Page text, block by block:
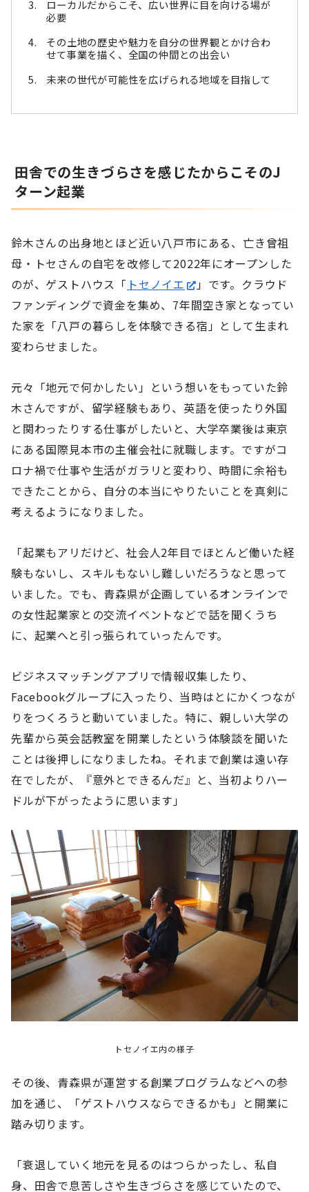
ローカルだからこそ、広い世界に目を向ける場が
必要
その土地の歴史や魅力を自分の世界観とかけ合わ
せて事業を描く、全国の仲間との出会い
未来の世代が可能性を広げられる地域を目指して
田舎での生きづらさを感じたからこそのJ
ターン起業
鈴木さんの出身地とほど近い八戸市にある、亡き曾祖
母・トセさんの自宅を改修して2022年にオープンした
のが、ゲストハウス「 トセノイエ
」です。クラウド
ファンディングで資金を集め、7年間空き家となってい
た家を「八戸の暮らしを体験できる宿」として生まれ
変わらせました。
元々「地元で何かしたい」という想いをもっていた鈴
木さんですが、留学経験もあり、英語を使ったり外国
と関わったりする仕事がしたいと、大学卒業後は東京
にある国際見本市の主催会社に就職します。ですがコ
ロナ禍で仕事や生活がガラリと変わり、時間に余裕も
できたことから、自分の本当にやりたいことを真剣に
考えるようになりました。
「起業もアリだけど、社会人2年目でほとんど働いた経
験もないし、スキルもないし難しいだろうなと思って
いました。でも、青森県が企画しているオンラインで
の女性起業家との交流イベントなどで話を聞くうち
に、起業へと引っ張られていったんです。
ビジネスマッチングアプリで情報収集したり、
Facebookグループに入ったり、当時はとにかくつなが
りをつくろうと動いていました。特に、親しい大学の
先輩から英会話教室を開業したという体験談を聞いた
ことは後押しになりましたね。それまで創業は遠い存
在でしたが、『意外とできるんだ』と、当初よりハー
ドルが下がったように思います」
トセノイエ内の様子
その後、青森県が運営する創業プログラムなどへの参
加を通じ、「ゲストハウスならできるかも」と開業に
踏み切ります。
「衰退していく地元を見るのはつらかったし、私自
身、田舎で息苦しさや生きづらさを感じていたので、